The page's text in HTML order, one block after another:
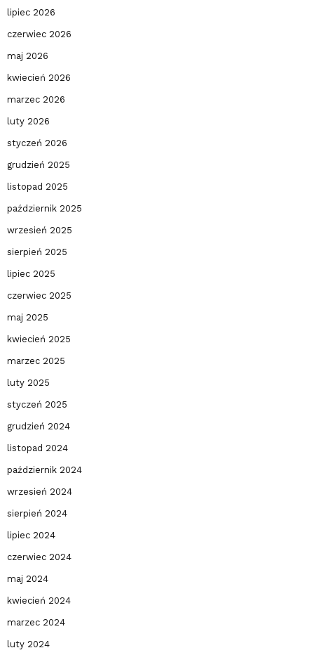
lipiec 2026
czerwiec 2026
maj 2026
kwiecień 2026
marzec 2026
luty 2026
styczeń 2026
grudzień 2025
listopad 2025
październik 2025
wrzesień 2025
sierpień 2025
lipiec 2025
czerwiec 2025
maj 2025
kwiecień 2025
marzec 2025
luty 2025
styczeń 2025
grudzień 2024
listopad 2024
październik 2024
wrzesień 2024
sierpień 2024
lipiec 2024
czerwiec 2024
maj 2024
kwiecień 2024
marzec 2024
luty 2024